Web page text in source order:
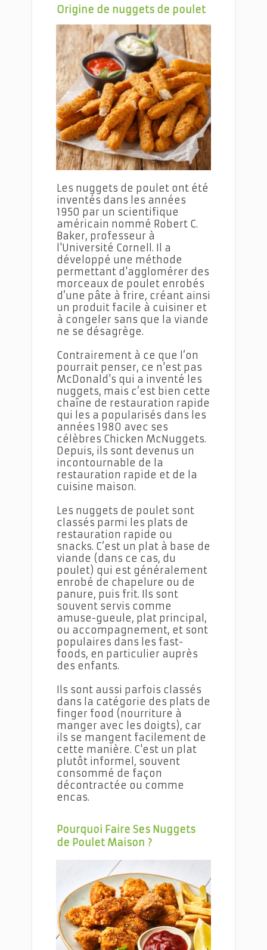
Origine de nuggets de poulet
Les nuggets de poulet faits maison
Les nuggets de poulet ont été
inventés dans les années
1950 par un scientifique
américain nommé Robert C.
Baker, professeur à
l'Université Cornell. Il a
développé une méthode
permettant d'agglomérer des
morceaux de poulet enrobés
d’une pâte à frire, créant ainsi
un produit facile à cuisiner et
à congeler sans que la viande
ne se désagrège.
Contrairement à ce que l’on
pourrait penser, ce n'est pas
McDonald's qui a inventé les
nuggets, mais c’est bien cette
chaîne de restauration rapide
qui les a popularisés dans les
années 1980 avec ses
célèbres Chicken McNuggets.
Depuis, ils sont devenus un
incontournable de la
restauration rapide et de la
cuisine maison.
Les nuggets de poulet sont
classés parmi les plats de
restauration rapide ou
snacks. C’est un plat à base de
viande (dans ce cas, du
poulet) qui est généralement
enrobé de chapelure ou de
panure, puis frit. Ils sont
souvent servis comme
amuse-gueule, plat principal,
ou accompagnement, et sont
populaires dans les fast-
foods, en particulier auprès
des enfants.
Ils sont aussi parfois classés
dans la catégorie des plats de
finger food (nourriture à
manger avec les doigts), car
ils se mangent facilement de
cette manière. C'est un plat
plutôt informel, souvent
consommé de façon
décontractée ou comme
encas.
Pourquoi Faire Ses Nuggets
de Poulet Maison ?
Les nuggets de poulet faits maison